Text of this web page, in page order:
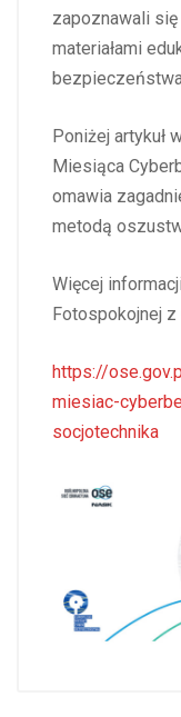
zapoznawali
materiałami
Poniżej artykuł
Miesiąca
omawia
metodą
Więcej
Fotospokojnej z
https://
miesiac-
socjotechnika